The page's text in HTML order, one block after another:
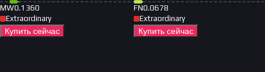
MW0.1360
Extraordinary
Купить сейчас
FN0.0678
Extraordinary
Купить сейчас